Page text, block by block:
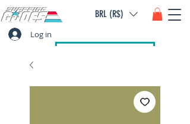
Log in
BRL (R$)